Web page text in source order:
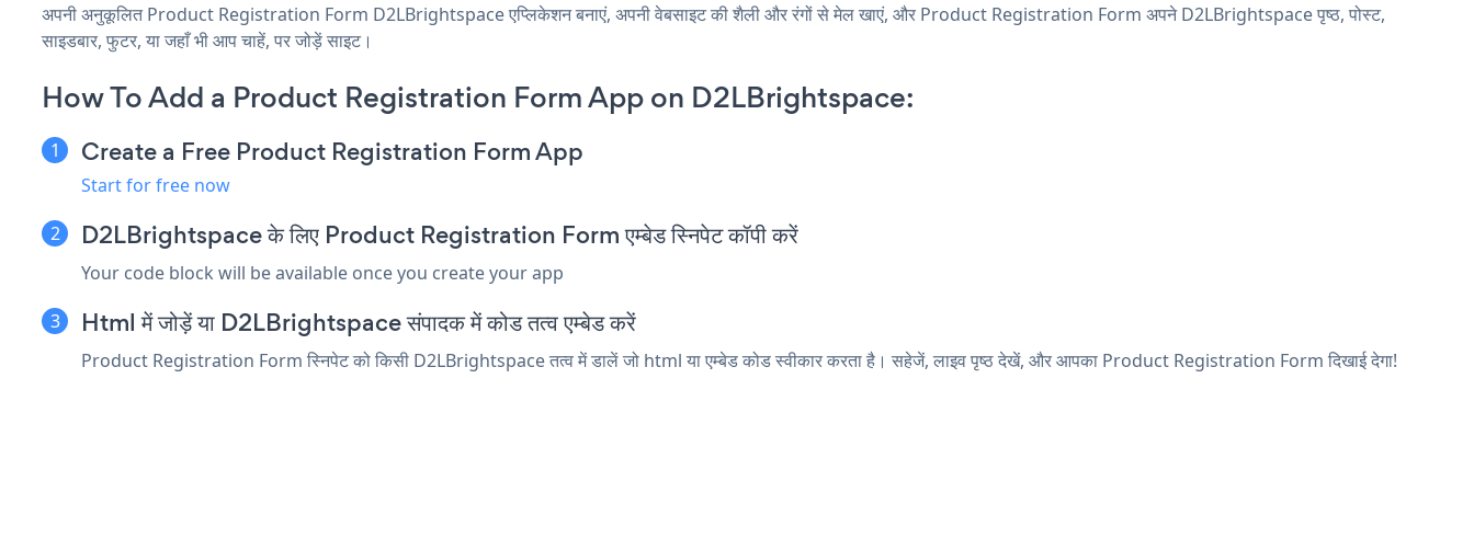
अपनी अनुकूलित Product Registration Form D2LBrightspace एप्लिकेशन बनाएं, अपनी वेबसाइट की शैली और रंगों से मेल खाएं, और Product Registration Form अपने D2LBrightspace पृष्ठ, पोस्ट,
साइडबार, फुटर, या जहाँ भी आप चाहें, पर जोड़ें साइट।
How To Add a Product Registration Form App on D2LBrightspace:
Create a Free Product Registration Form App
Start for free now
D2LBrightspace के लिए Product Registration Form एम्बेड स्निपेट कॉपी करें
Your code block will be available once you create your app
Html में जोड़ें या D2LBrightspace संपादक में कोड तत्व एम्बेड करें
Product Registration Form स्निपेट को किसी D2LBrightspace तत्व में डालें जो html या एम्बेड कोड स्वीकार करता है। सहेजें, लाइव पृष्ठ देखें, और आपका Product Registration Form दिखाई देगा!